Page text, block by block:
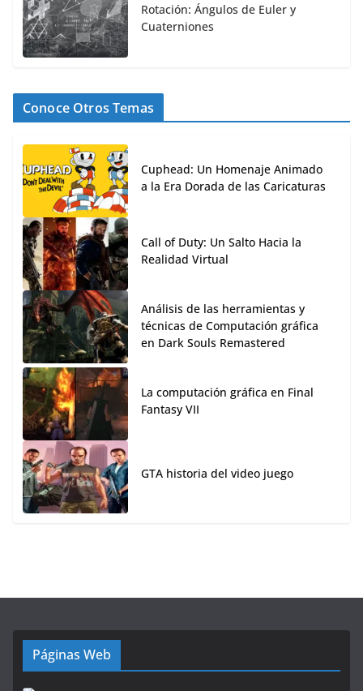
Rotación: Ángulos de Euler y
Cuaterniones
Conoce Otros Temas
Cuphead: Un Homenaje Animado
a la Era Dorada de las Caricaturas
Call of Duty: Un Salto Hacia la
Realidad Virtual
Análisis de las herramientas y
técnicas de Computación gráfica
en Dark Souls Remastered
La computación gráfica en Final
Fantasy VII
GTA historia del video juego
Páginas Web